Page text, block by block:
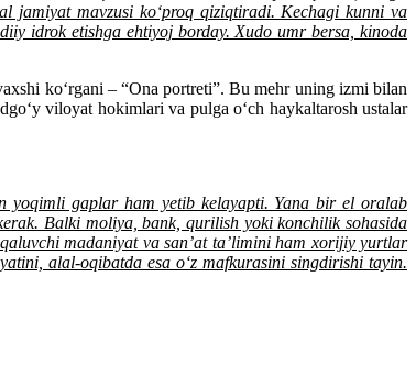
jamiyat mavzusi ko‘proq qiziqtiradi. Kechagi kunni va
idrok etishga ehtiyoj borday. Xudo umr bersa, kinoda
ko‘rgani – “Ona portreti”. Bu mehr uning izmi bilan
viloyat hokimlari va pulga o‘ch haykaltarosh ustalar
yoqimli gaplar ham yetib kelayapti. Yana bir el oralab
Balki moliya, bank, qurilish yoki konchilik sohasida
madaniyat va san’at ta’limini ham xorijiy yurtlar
alal-oqibatda esa o‘z mafkurasini singdirishi tayin.